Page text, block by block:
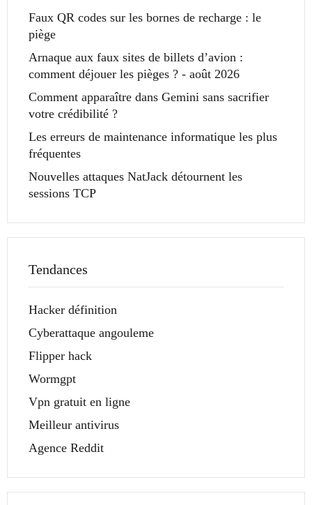
Faux QR codes sur les bornes de recharge : le
piège
Arnaque aux faux sites de billets d’avion :
comment déjouer les pièges ? - août 2026
Comment apparaître dans Gemini sans sacrifier
votre crédibilité ?
Les erreurs de maintenance informatique les plus
fréquentes
Nouvelles attaques NatJack détournent les
sessions TCP
Tendances
Hacker définition
Cyberattaque angouleme
Flipper hack
Wormgpt
Vpn gratuit en ligne
Meilleur antivirus
Agence Reddit